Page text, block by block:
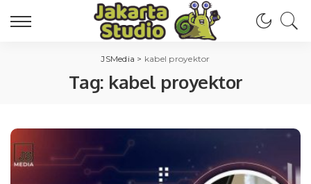
JSMedia > kabel proyektor
Tag: kabel proyektor